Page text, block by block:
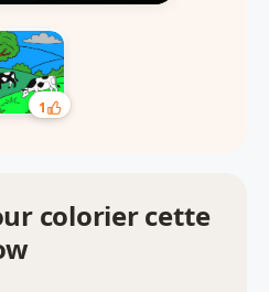
1
colorier cette